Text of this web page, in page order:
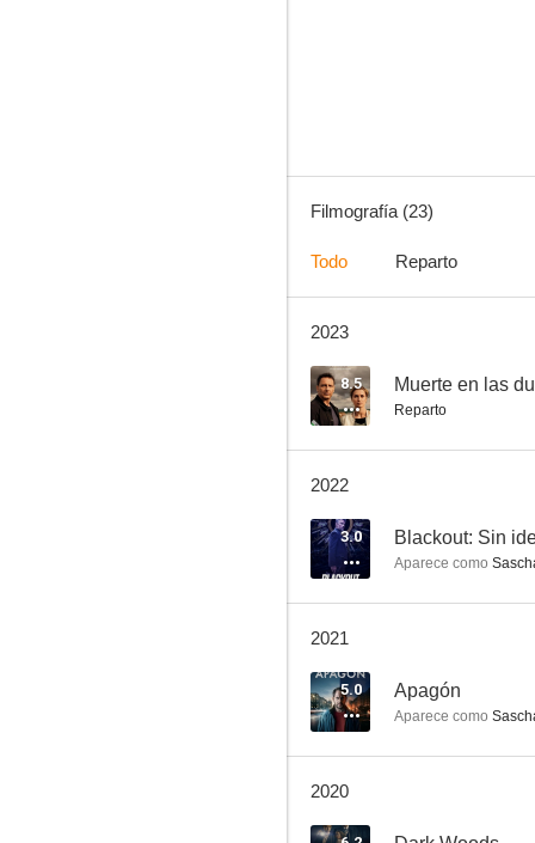
5.0
Filmografía (23)
Todo Reparto
2023
8.5 Muerte en las
Reparto
2022
3.0 Blackout: Sin
Aparece como
2021
5.0 Apagón
Aparece como
2020